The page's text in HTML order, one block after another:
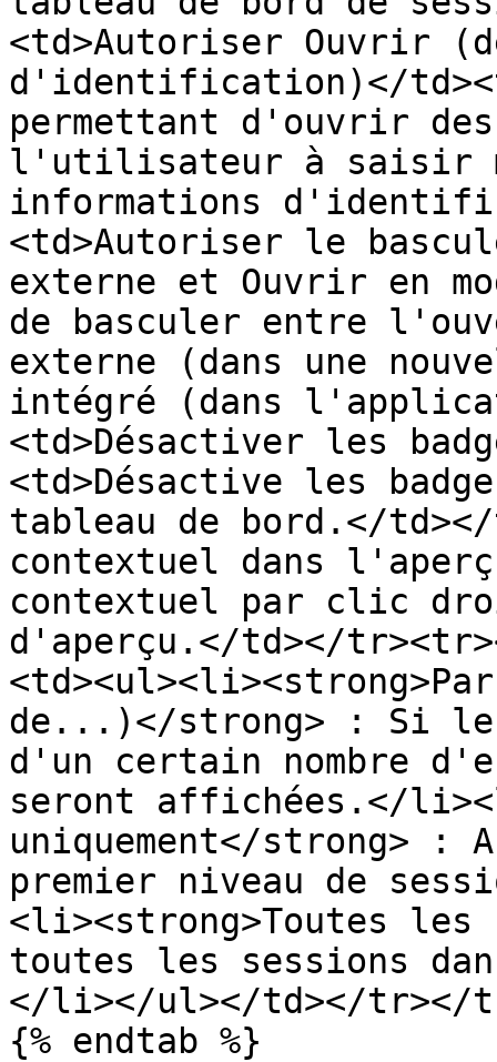
<td>Autoriser Ouvrir
d'identification)</
permettant d'ouvrir
l'utilisateur à saisir
informations
<td>Autoriser le
externe et Ouvrir en
de basculer entre
externe (dans une
intégré (dans
<td>Désactiver les
<td>Désactive les
tableau de bord.</
contextuel dans
contextuel par clic
d'aperçu.</td></
de...)</strong> : Si le
d'un certain nombre
seront affichées.</
uniquement</strong> :
premier niveau de
<li><strong>Toutes
toutes les sessions
</li></ul></td></tr></
{% endtab %}